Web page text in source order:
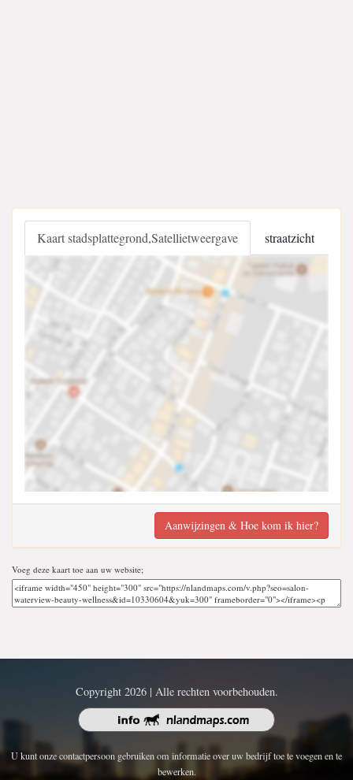
Kaart stadsplattegrond,Satellietweergave straatzicht
Aanwijzingen & Hoe kom ik hier?
Voeg deze kaart toe aan uw website;
Copyright 2026 | Alle rechten voorbehouden.
U kunt onze contactpersoon gebruiken om informatie over uw bedrijf toe te voegen en te
bewerken.